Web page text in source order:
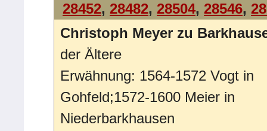
28452, 28482, 28504, 28546,
Christoph Meyer zu
der Ältere
Erwähnung: 1564-1572 Vogt in
Gohfeld;1572-1600 Meier in
Niederbarkhausen